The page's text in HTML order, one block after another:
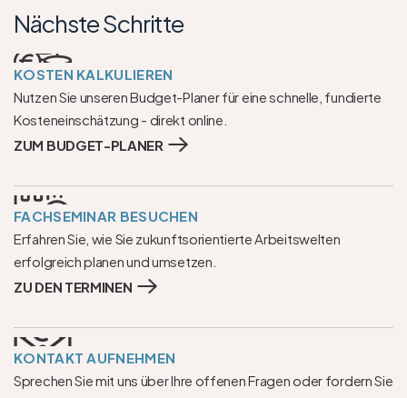
Nächste Schritte
KOSTEN KALKULIEREN
Nutzen Sie unseren Budget-Planer für eine schnelle, fundierte
Kosteneinschätzung - direkt online.
ZUM BUDGET-PLANER
FACHSEMINAR BESUCHEN
Erfahren Sie, wie Sie zukunftsorientierte Arbeitswelten
erfolgreich planen und umsetzen.
ZU DEN TERMINEN
KONTAKT AUFNEHMEN
Sprechen Sie mit uns über Ihre offenen Fragen oder fordern Sie